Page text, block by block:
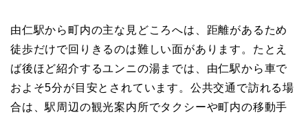
由仁駅から町内の主な見どころへは、距離があるため
徒歩だけで回りきるのは難しい面があります。たとえ
ば後ほど紹介するユンニの湯までは、由仁駅から車で
およそ5分が目安とされています。公共交通で訪れる場
合は、駅周辺の観光案内所でタクシーや町内の移動手